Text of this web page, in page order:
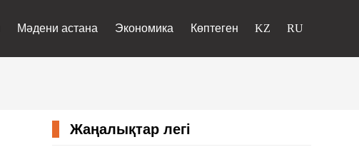
Мәдени астана Экономика Көптеген
Жаңалықтар легі